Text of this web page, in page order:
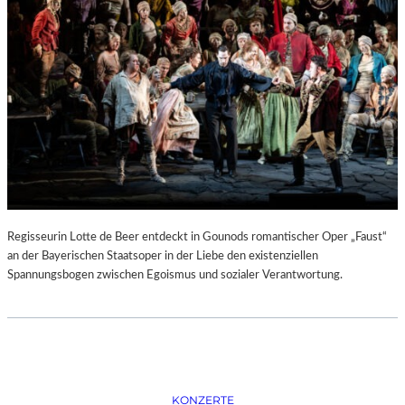
–
K
Ü
N
S
T
L
E
R
,
T
M
Regisseurin Lotte de Beer entdeckt in Gounods romantischer Oper „Faust“
an der Bayerischen Staatsoper in der Liebe den existenziellen
Spannungsbogen zwischen Egoismus und sozialer Verantwortung.
KONZERTE